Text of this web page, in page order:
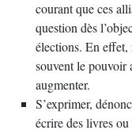
courant que ces
question dès
élections. En effet,
souvent le pouvoir
augmenter.
S’exprimer,
écrire des livres